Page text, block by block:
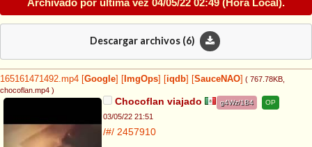
Descargar archivos (6)
165161471492.mp4 Google ImgOps iqdb SauceNAO ( 767.78KB
chocoflan.mp4 )
Chocoflan viajado g4Wz/1B4 OP
03/05/22 21:51
/#/ 2457910